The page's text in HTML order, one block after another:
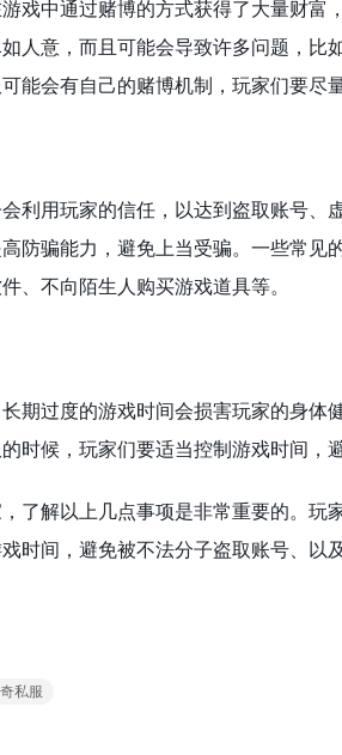
戏中通过赌博的方式获得了大量财富
人意，而且可能会导致许多问题，比
能会有自己的赌博机制，玩家们要尽
利用玩家的信任，以达到盗取账号、
防骗能力，避免上当受骗。一些常见
、不向陌生人购买游戏道具等。
期过度的游戏时间会损害玩家的身体
时候，玩家们要适当控制游戏时间，
了解以上几点事项是非常重要的。玩
时间，避免被不法分子盗取账号、以
私服